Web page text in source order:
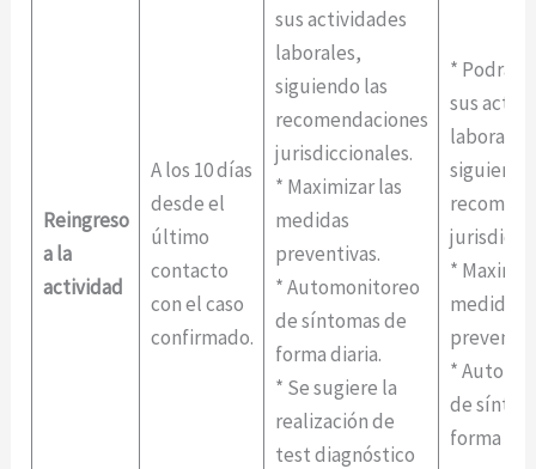
Reingreso
a la
actividad
A los 10 días
desde el
último
contacto
con el caso
confirmado.
sus actividades
laborales,
siguiendo las
recomendaciones
jurisdiccionales.
* Maximizar las
medidas
preventivas.
* Automonitoreo
de síntomas de
forma diaria.
* Se sugiere la
realización de
test diagnóstico
* Podrán
sus
laborales,
*
medidas
*
de
forma